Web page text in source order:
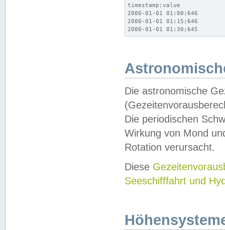
timestamp;value
2000-01-01 01:00;646
2000-01-01 01:15;646
2000-01-01 01:30;645
Die astronomische
Die periodischen
Wirkung von Mond
Rotation verursacht.
Diese
Seeschifffahrt und